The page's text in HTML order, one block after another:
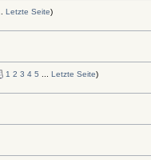
Letzte Seite)
1 2 3 4 5 Letzte Seite)